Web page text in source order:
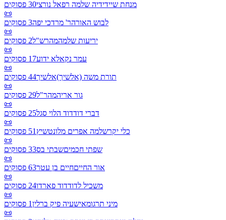
מנחת שיידידיה שלמה רפאל נורצי30 פסוקים
📜
לבוש האורהר' מרדכי יפה3 פסוקים
📜
יריעות שלמהמהרש"ל2 פסוקים
📜
עמר נקאלא ידוע17 פסוקים
📜
תורת משה (אלשיך)אלשיך44 פסוקים
📜
גור אריהמהר"ל29 פסוקים
📜
דברי דודדוד הלוי סגל25 פסוקים
📜
כלי יקרשלמה אפרים מלונטשיץ 51 פסוקים
📜
שפתי חכמיםשבתי בס33 פסוקים
📜
אור החייםחיים בן עטר63 פסוקים
📜
משכיל לדודדוד פארדו24 פסוקים
📜
מיני תרגומאישעיה פיק ברלין1 פסוקים
📜